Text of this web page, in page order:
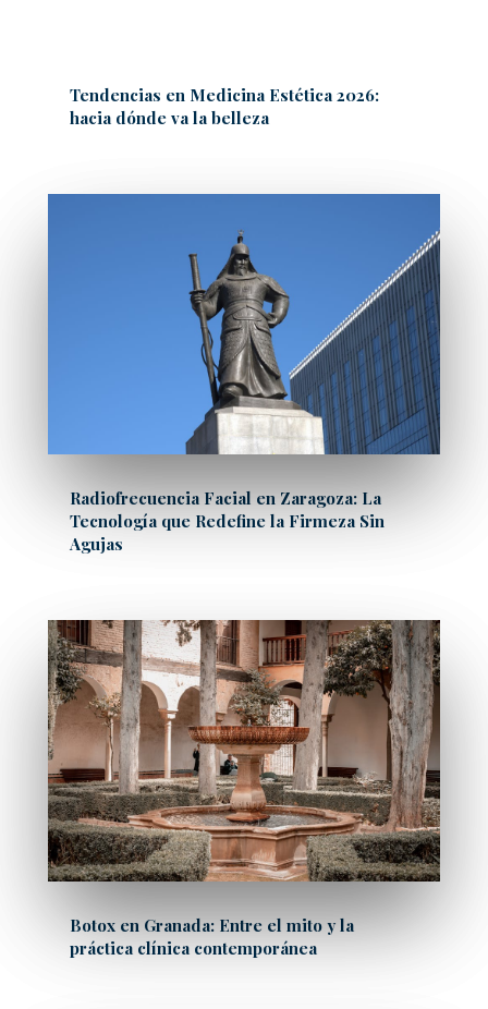
Tendencias en Medicina Estética 2026:
hacia dónde va la belleza
Radiofrecuencia Facial en Zaragoza: La
Tecnología que Redefine la Firmeza Sin
Agujas
Botox en Granada: Entre el mito y la
práctica clínica contemporánea